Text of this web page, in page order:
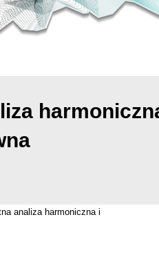
analiza harmoniczna i